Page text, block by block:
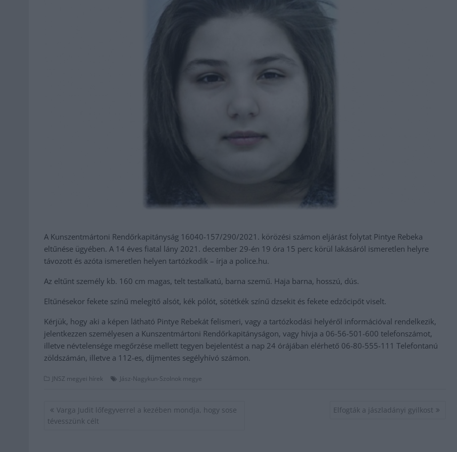
A Kunszentmártoni Rendőrkapitányság 16040-157/290/2021. körözési számon eljárást folytat Pintye Rebeka
eltűnése ügyében. A 14 éves fiatal lány 2021. december 29-én 19 óra 15 perc körül lakásáról ismeretlen helyre
távozott és azóta ismeretlen helyen tartózkodik – írja a police.hu.
Az eltűnt személy kb. 160 cm magas, telt testalkatú, barna szemű. Haja barna, hosszú, dús.
Eltűnésekor fekete színű melegítő alsót, kék pólót, sötétkék színű dzsekit és fekete edzőcipőt viselt.
Kérjük, hogy aki a képen látható Pintye Rebekát felismeri, vagy a tartózkodási helyéről információval rendelkezik,
jelentkezzen személyesen a Kunszentmártoni Rendőrkapitányságon, vagy hívja a 06-56-501-600 telefonszámot,
illetve névtelensége megőrzése mellett tegyen bejelentést a nap 24 órájában elérhető 06-80-555-111 Telefontanú
zöldszámán, illetve a 112-es, díjmentes segélyhívó számon.
JNSZ megyei hírek Jász-Nagykun-Szolnok megye
Bejegyzés
navigáció
Varga Judit lőfegyverrel a kezében mondja, hogy sose
tévesszünk célt
Elfogták a jászladányi gyilkost